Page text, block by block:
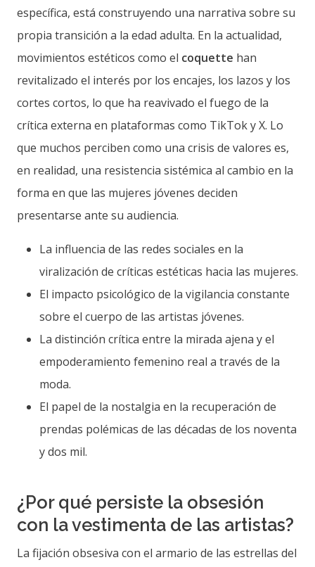
específica, está construyendo una narrativa sobre su
propia transición a la edad adulta. En la actualidad,
movimientos estéticos como el coquette han
revitalizado el interés por los encajes, los lazos y los
cortes cortos, lo que ha reavivado el fuego de la
crítica externa en plataformas como TikTok y X. Lo
que muchos perciben como una crisis de valores es,
en realidad, una resistencia sistémica al cambio en la
forma en que las mujeres jóvenes deciden
presentarse ante su audiencia.
La influencia de las redes sociales en la
viralización de críticas estéticas hacia las mujeres.
El impacto psicológico de la vigilancia constante
sobre el cuerpo de las artistas jóvenes.
La distinción crítica entre la mirada ajena y el
empoderamiento femenino real a través de la
moda.
El papel de la nostalgia en la recuperación de
prendas polémicas de las décadas de los noventa
y dos mil.
¿Por qué persiste la obsesión
con la vestimenta de las artistas?
La fijación obsesiva con el armario de las estrellas del